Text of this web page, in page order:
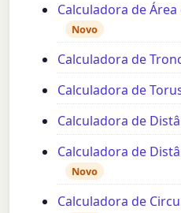
Calculadora de
Novo
Calculadora de
Calculadora de
Calculadora de
Calculadora de
Novo
Calculadora de